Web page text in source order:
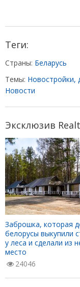
Теги:
Страны: Беларусь
Темы: Новостройки,
Новости
Эксклюзив
Заброшка, которая
белорусы выкупили
у леса и сделали из
место
24046